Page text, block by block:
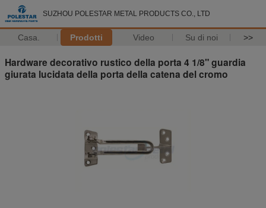
SUZHOU POLESTAR METAL PRODUCTS CO., LTD
Casa. Prodotti Video Su di noi >>
Hardware decorativo rustico della porta 4 1/8" guardia
giurata lucidata della porta della catena del cromo